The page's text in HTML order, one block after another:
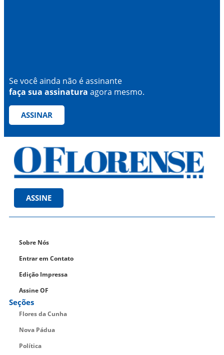
Se você ainda não é assinante
faça sua assinatura agora mesmo.
ASSINAR
ASSINE
Sobre Nós
Entrar em Contato
Edição Impressa
Assine OF
Seções
Flores da Cunha
Nova Pádua
Política